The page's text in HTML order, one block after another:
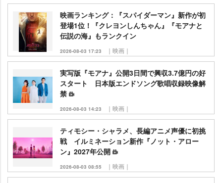
映画ランキング：『スパイダーマン』新作が初
登場1位！『クレヨンしんちゃん』『モアナと
伝説の海』もランクイン
2026-08-03 17:23 ｜映画｜
実写版『モアナ』公開3日間で興収3.7億円の好
スタート 日本版エンドソング歌唱収録映像解
禁
2026-08-03 14:23 ｜映画｜
ティモシー・シャラメ、長編アニメ声優に初挑
戦 イルミネーション新作『ノット・アロー
ン』2027年公開
2026-08-03 08:55 ｜映画｜